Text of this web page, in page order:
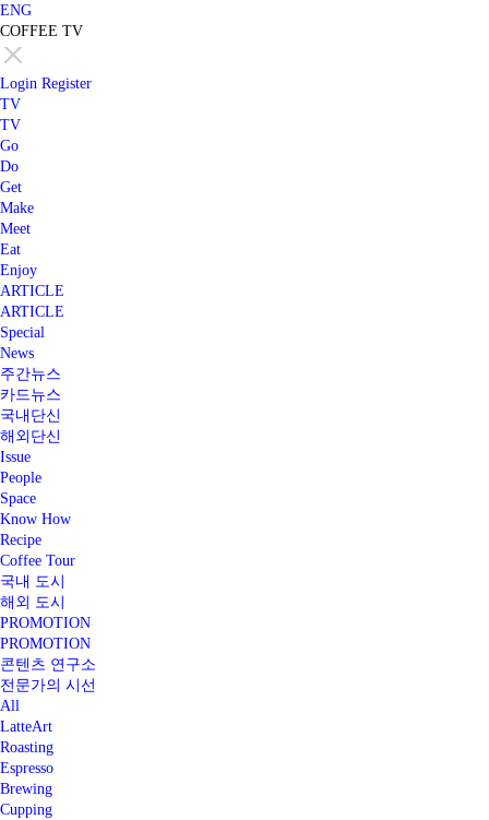
ENG
COFFEE TV
Login Register
TV
TV
Go
Do
Get
Make
Meet
Eat
Enjoy
ARTICLE
ARTICLE
Special
News
주간뉴스
카드뉴스
국내단신
해외단신
Issue
People
Space
Know How
Recipe
Coffee Tour
국내 도시
해외 도시
PROMOTION
PROMOTION
콘텐츠 연구소
전문가의 시선
All
LatteArt
Roasting
Espresso
Brewing
Cupping